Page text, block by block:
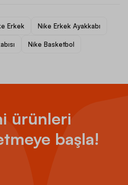
Erkek Nike Erkek Ayakkabı
Nike Basketbol
ürünleri
başla!